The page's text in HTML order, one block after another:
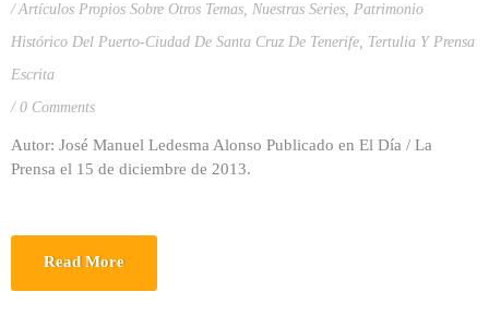
Artículos Propios Sobre Otros Temas, Nuestras Series, Patrimonio
Histórico Del Puerto-Ciudad De Santa Cruz De Tenerife, Tertulia Y Prensa
Escrita
0 Comments
Autor: José Manuel Ledesma Alonso Publicado en El Día / La
Prensa el 15 de diciembre de 2013.
Read More